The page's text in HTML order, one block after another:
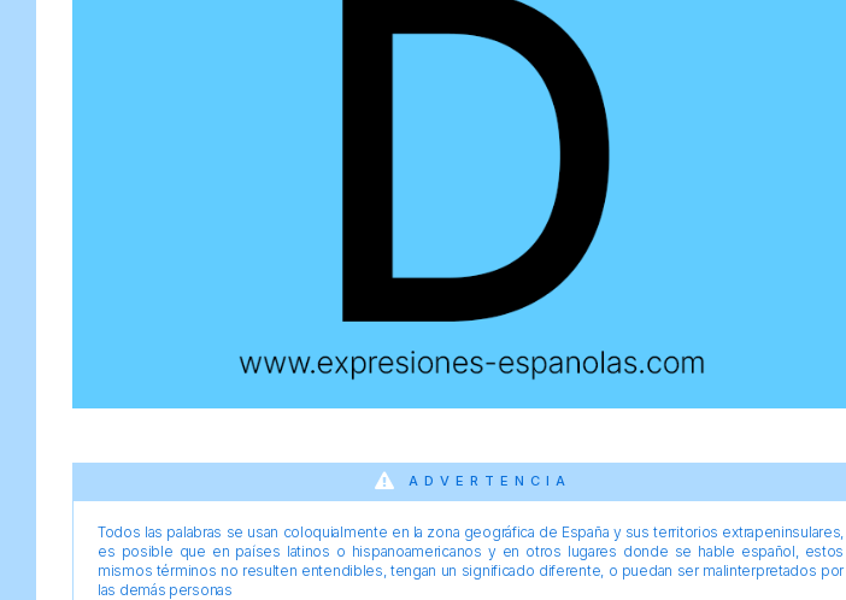
ADVERTENCIA
Todos las palabras se usan coloquialmente en la zona geográfica de España y sus territorios extrapeninsulares,
es posible que en países latinos o hispanoamericanos y en otros lugares donde se hable español, estos
mismos términos no resulten entendibles, tengan un significado diferente, o puedan ser malinterpretados por
las demás personas